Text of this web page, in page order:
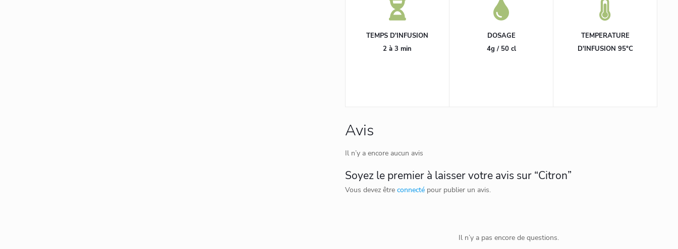
TEMPS D'INFUSION
2 à 3 min
DOSAGE
4g / 50 cl
TEMPERATURE
D'INFUSION 95°C
Avis
Il n’y a encore aucun avis
Soyez le premier à laisser votre avis sur “Citron”
Vous devez être connecté pour publier un avis.
Il n’y a pas encore de questions.